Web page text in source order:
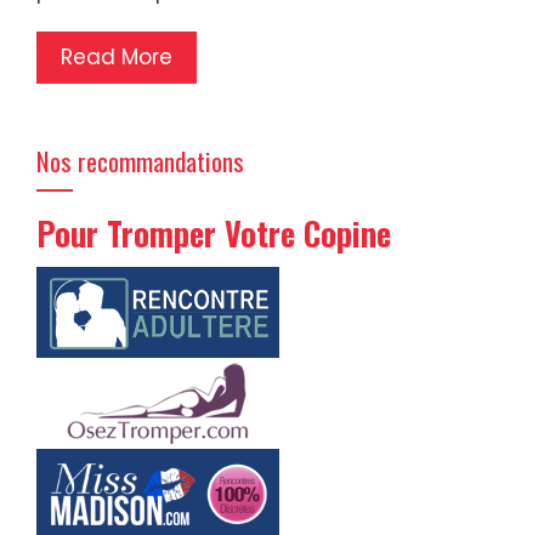
Read More
Nos recommandations
Pour Tromper Votre Copine